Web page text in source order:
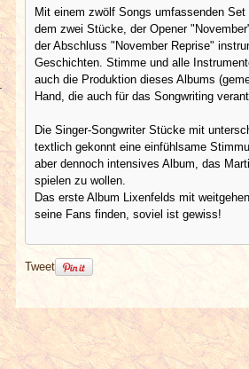
Mit einem zwölf Songs umfassenden Set
dem zwei Stücke, der Opener
der Abschluss "November Reprise"
Geschichten. Stimme und alle
auch die Produktion dieses Albums
Hand, die auch für das Songwriting
Die Singer-Songwriter Stücke mit
textlich gekonnt eine einfühlsame
aber dennoch intensives Album, das
spielen zu wollen.
Das erste Album Lixenfelds mit
seine Fans finden, soviel ist gewiss!
Tweet